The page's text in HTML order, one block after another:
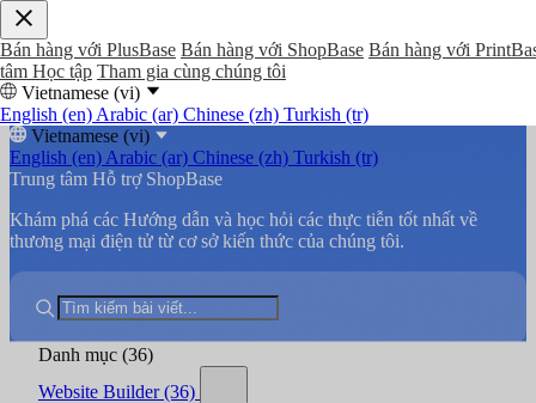
Bán hàng với PlusBase Bán hàng với ShopBase Bán hàng với
tâm Học tập Tham gia cùng chúng tôi
Vietnamese (vi)
English (en) Arabic (ar) Chinese (zh) Turkish (tr)
Vietnamese (vi)
English (en) Arabic (ar) Chinese (zh) Turkish (tr)
Trung tâm Hỗ trợ ShopBase
Khám phá các Hướng dẫn và học hỏi các thực tiễn tốt nhất về
thương mại điện tử từ cơ sở kiến thức của chúng tôi.
Danh mục (36)
Website Builder(36)